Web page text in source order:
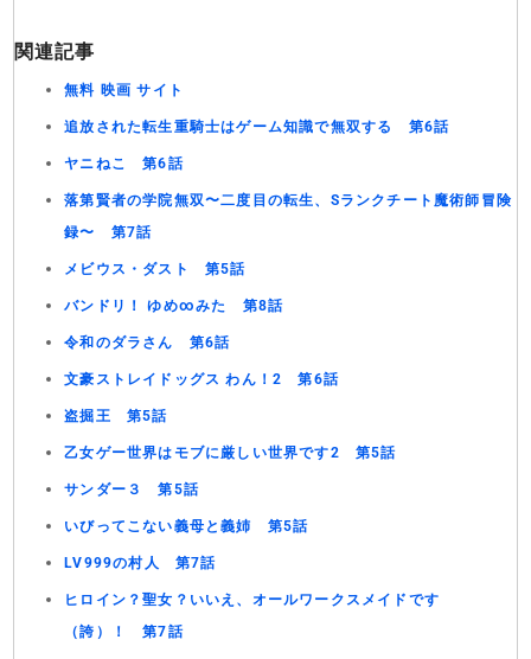
関連記事
無料 映画 サイト
追放された転生重騎士はゲーム知識で無双する 第6話
ヤニねこ 第6話
落第賢者の学院無双〜二度目の転生、Sランクチート魔術師冒険
録〜 第7話
メビウス・ダスト 第5話
バンドリ！ ゆめ∞みた 第8話
令和のダラさん 第6話
文豪ストレイドッグス わん！2 第6話
盗掘王 第5話
乙女ゲー世界はモブに厳しい世界です2 第5話
サンダー３ 第5話
いびってこない義母と義姉 第5話
LV999の村人 第7話
ヒロイン？聖女？いいえ、オールワークスメイドです
（誇）！ 第7話